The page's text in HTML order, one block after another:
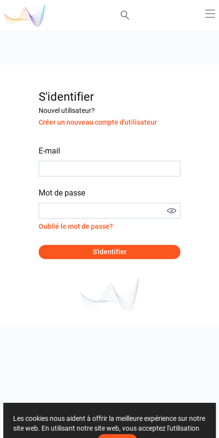
S'identifier
Nouvel utilisateur?
Créer un nouveau compte d'utilisateur
E-mail
Mot de passe
Oublié le mot de passe?
S'identifier
Les cookies nous aident à offrir la meilleure expérience sur notre
site web. En utilisant notre site web, vous acceptez l'utilisation